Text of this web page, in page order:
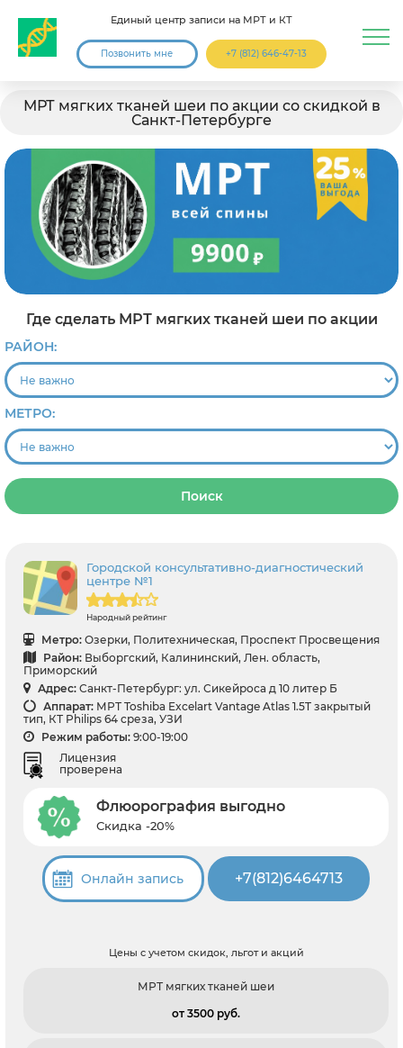
Единый центр записи на МРТ и КТ
Позвонить мне +7 (812) 646-47-13
МРТ мягких тканей шеи по акции со скидкой в
Санкт-Петербурге
Где сделать МРТ мягких тканей шеи по акции
РАЙОН:
МЕТРО:
Поиск
Городской консультативно-диагностический
центре №1
Народный рейтинг
Метро: Озерки, Политехническая, Проспект Просвещения
Район: Выборгский, Калининский, Лен. область,
Приморский
Адрес: Санкт-Петербург: ул. Сикейроса д 10 литер Б
Аппарат: МРТ Toshiba Excelart Vantage Atlas 1.5T закрытый
тип, КТ Philips 64 среза, УЗИ
Режим работы: 9:00-19:00
Лицензия
проверена
Флюорография выгодно
Скидка -20%
Онлайн запись +7(812)6464713
Цены с учетом скидок, льгот и акций
МРТ мягких тканей шеи
от 3500 pуб.